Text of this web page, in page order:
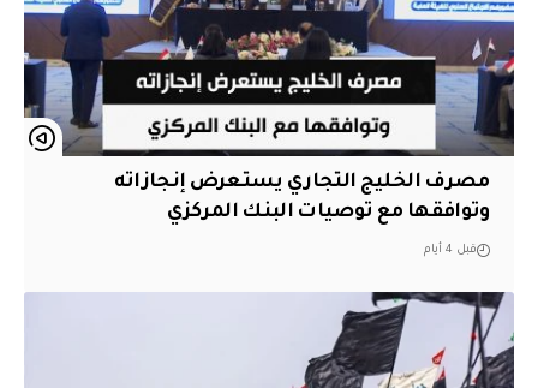
مصرف الخليج التجاري يستعرض إنجازاته
وتوافقها مع توصيات البنك المركزي
قبل 4 أيام